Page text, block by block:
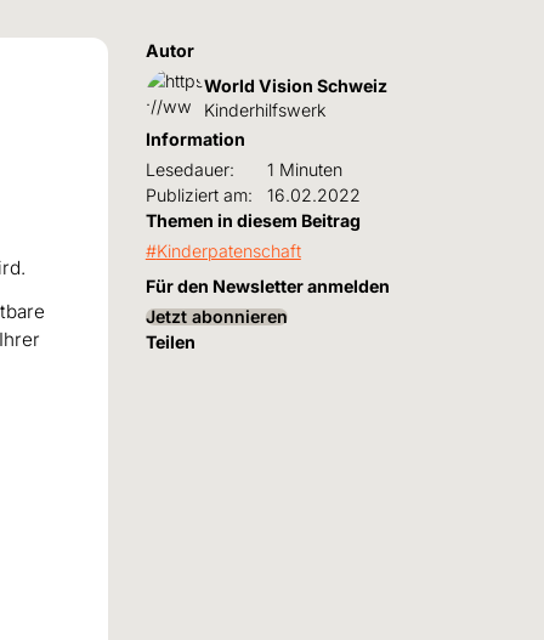
Autor
World Vision Schweiz
Kinderhilfswerk
Information
Lesedauer:
1 Minuten
Publiziert am:
16.02.2022
Themen in diesem Beitrag
Kinderpatenschaft
Für den Newsletter anmelden
Jetzt abonnieren
Teilen